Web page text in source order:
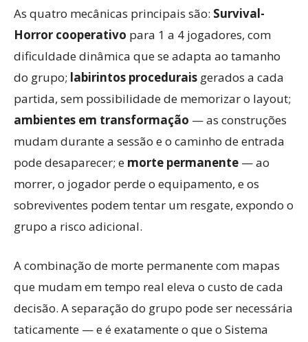
As quatro mecânicas principais são: Survival-
Horror cooperativo para 1 a 4 jogadores, com
dificuldade dinâmica que se adapta ao tamanho
do grupo; labirintos procedurais gerados a cada
partida, sem possibilidade de memorizar o layout;
ambientes em transformação — as construções
mudam durante a sessão e o caminho de entrada
pode desaparecer; e morte permanente — ao
morrer, o jogador perde o equipamento, e os
sobreviventes podem tentar um resgate, expondo o
grupo a risco adicional.
A combinação de morte permanente com mapas
que mudam em tempo real eleva o custo de cada
decisão. A separação do grupo pode ser necessária
taticamente — e é exatamente o que o Sistema